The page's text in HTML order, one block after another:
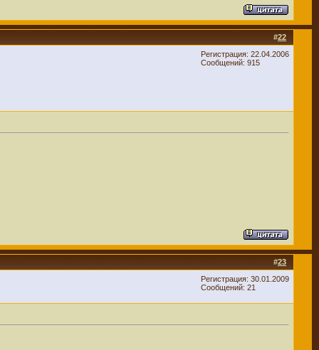
#22
Регистрация: 22.04.2006
Сообщений: 915
#23
Регистрация: 30.01.2009
Сообщений: 21